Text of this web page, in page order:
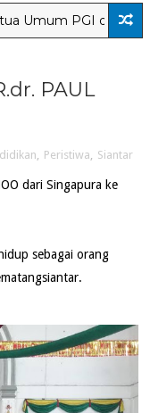
PGI dan Dirjen
PAUL
Peristiwa Siantar
dari Singapura ke
sebagai orang